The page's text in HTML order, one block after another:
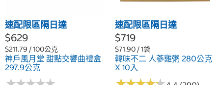
速配限區隔日達
$629
$211.79 / 100公克
神戶風月堂 甜點交響曲禮盒
297.9公克
速配限區隔日達
$719
$71.90 / 1袋
韓味不二 人蔘雞粥 280公克
X 10入